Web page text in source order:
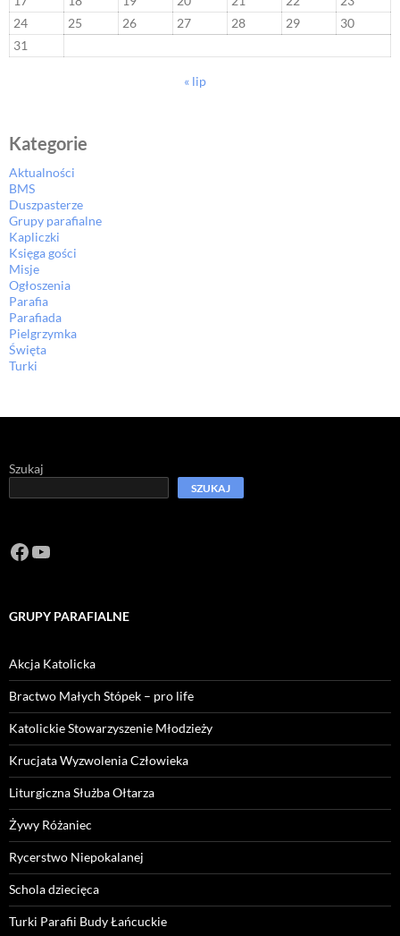
24
25 26 27 28 29
30
31
« lip
Kategorie
Aktualności
BMS
Duszpasterze
Grupy parafialne
Kapliczki
Księga gości
Misje
Ogłoszenia
Parafia
Parafiada
Pielgrzymka
Święta
Turki
Szukaj
SZUKAJ
Facebook
https://www.youtube.com/channel/
GRUPY PARAFIALNE
Akcja Katolicka
Bractwo Małych Stópek – pro life
Katolickie Stowarzyszenie Młodzieży
Krucjata Wyzwolenia Człowieka
Liturgiczna Służba Ołtarza
Żywy Różaniec
Rycerstwo Niepokalanej
Schola dziecięca
Turki Parafii Budy Łańcuckie